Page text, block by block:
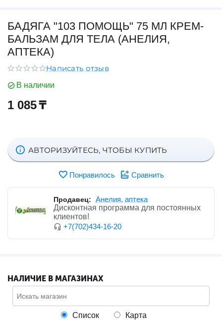
БАДЯГА "103 ПОМОЩЬ" 75 МЛ КРЕМ-
БАЛЬЗАМ ДЛЯ ТЕЛА (АНЕЛИЯ,
АПТЕКА)
Написать отзыв
В наличии
1 085₸
АВТОРИЗУЙТЕСЬ, ЧТОБЫ КУПИТЬ
Понравилось Сравнить
Продавец:
Анелия, аптека
Дисконтная программа для постоянных
клиентов!
+7(702)434-16-20
НАЛИЧИЕ В МАГАЗИНАХ
Список Карта